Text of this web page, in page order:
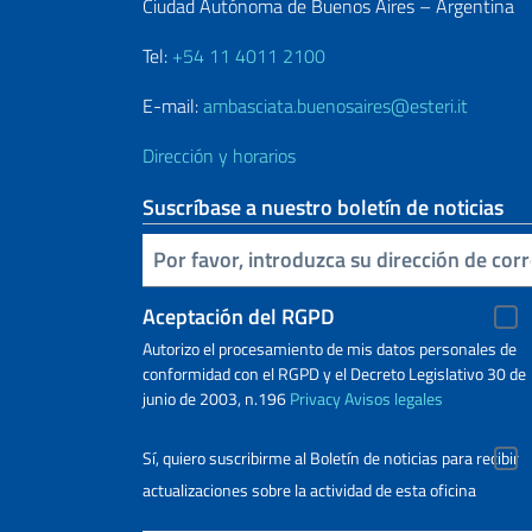
Ciudad Autónoma de Buenos Aires – Argentina
Tel: +54 11 4011 2100
E-mail:ambasciata.buenosaires@esteri.it
Dirección y horarios
Suscríbase a nuestro boletín de noticias
Inserta tu correo electronico
Aceptación del RGPD
Autorizo ​​el procesamiento de mis datos personales de
conformidad con el RGPD y el Decreto Legislativo 30 de
junio de 2003, n.196PrivacyAvisos legales
Sí, quiero suscribirme al Boletín de noticias para recibir
actualizaciones sobre la actividad de esta oficina